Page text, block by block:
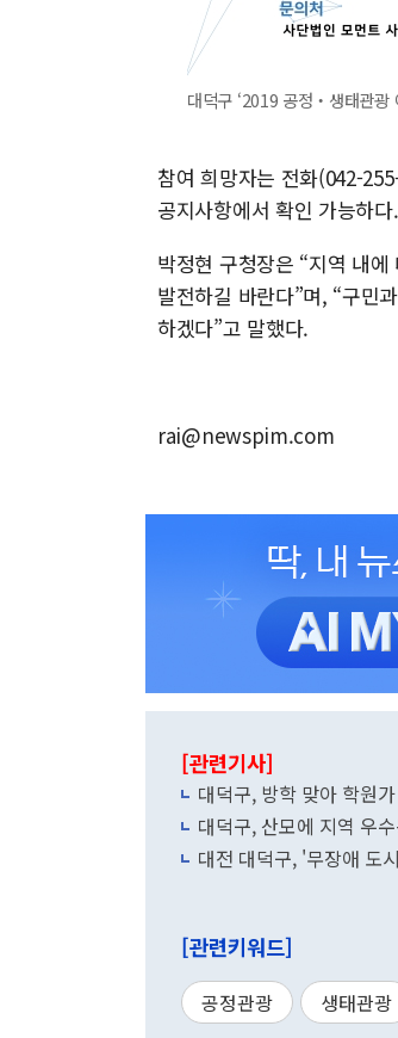
대덕구 ‘2019 공정‧생태관광
참여 희망자는 전화(042-
공지사항에서 확인 가능하다.
박정현 구청장은 “지역 내
발전하길 바란다”며, “구민
하겠다”고 말했다.
rai@newspim.com
[관련기사]
대덕구, 방학 맞아 학원
대덕구, 산모에 지역 우
대전 대덕구, '무장애 도
[관련키워드]
공정관광 생태관광